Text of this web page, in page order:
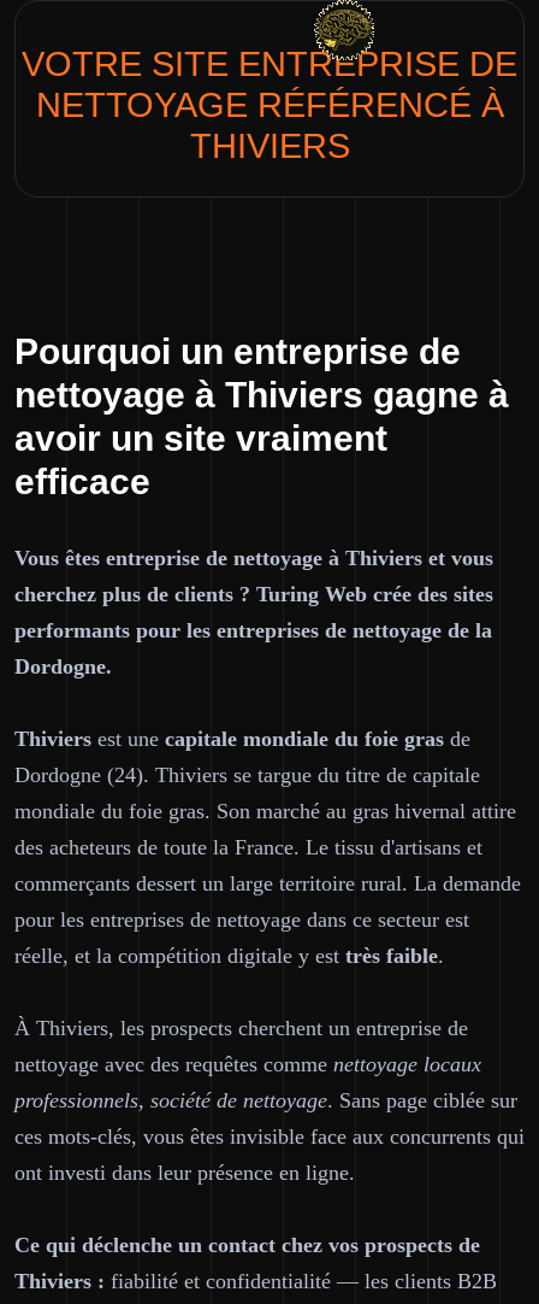
VOTRE SITE ENTREPRISE DE
NETTOYAGE RÉFÉRENCÉ À
THIVIERS
Pourquoi un entreprise de
nettoyage à Thiviers gagne à
avoir un site vraiment
efficace
Vous êtes entreprise de nettoyage à Thiviers et vous
cherchez plus de clients ? Turing Web crée des sites
performants pour les entreprises de nettoyage de la
Dordogne.
Thiviers est une capitale mondiale du foie gras de
Dordogne (24). Thiviers se targue du titre de capitale
mondiale du foie gras. Son marché au gras hivernal attire
des acheteurs de toute la France. Le tissu d'artisans et
commerçants dessert un large territoire rural. La demande
pour les entreprises de nettoyage dans ce secteur est
réelle, et la compétition digitale y est très faible.
À Thiviers, les prospects cherchent un entreprise de
nettoyage avec des requêtes comme nettoyage locaux
professionnels, société de nettoyage. Sans page ciblée sur
ces mots-clés, vous êtes invisible face aux concurrents qui
ont investi dans leur présence en ligne.
Ce qui déclenche un contact chez vos prospects de
Thiviers : fiabilité et confidentialité — les clients B2B